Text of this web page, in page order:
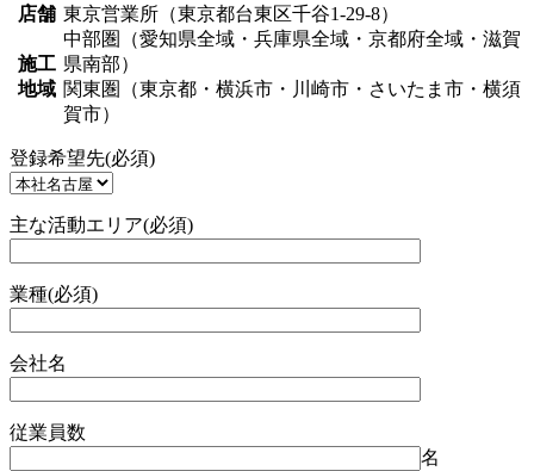
店舗 東京営業所（東京都台東区千谷1-29-8）
施工
地域
中部圏（愛知県全域・兵庫県全域・京都府全域・滋賀
県南部）
関東圏（東京都・横浜市・川崎市・さいたま市・横須
賀市）
登録希望先(必須)
主な活動エリア(必須)
業種(必須)
会社名
従業員数
名